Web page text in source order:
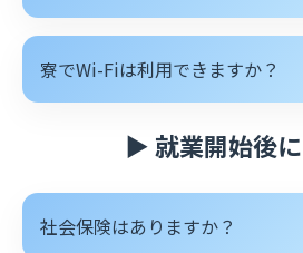
寮でWi-Fiは利用できますか？
▶ 就業開始後
社会保険はありますか？